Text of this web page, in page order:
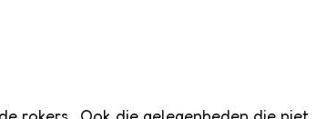
rokers.. Ook die gelegenheden die niet